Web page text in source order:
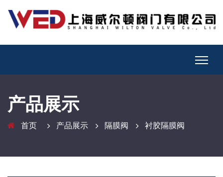
产品展示
首页 产品展示 隔膜阀 衬胶隔膜阀